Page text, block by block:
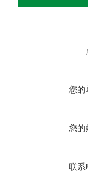
您的
您的
联系